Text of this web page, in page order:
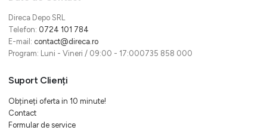
Direca Depo SRL
Telefon: 0724 101 784
E-mail: contact@direca.ro
Program: Luni - Vineri / 09:00 - 17:000735 858 000
Suport Clienți
Obțineți oferta in 10 minute!
Contact
Formular de service